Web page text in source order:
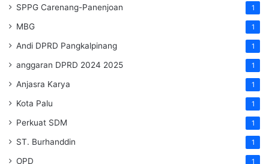
SPPG Carenang-Panenjoan 1
MBG 1
Andi DPRD Pangkalpinang 1
anggaran DPRD 2024 2025 1
Anjasra Karya 1
Kota Palu 1
Perkuat SDM 1
ST. Burhanddin 1
OPD 1